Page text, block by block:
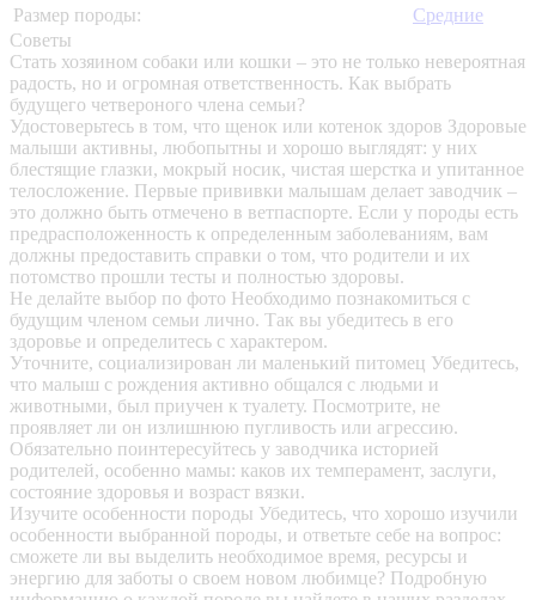
Размер породы:
Средние
Советы
Стать хозяином собаки или кошки – это не только невероятная
радость, но и огромная ответственность. Как выбрать
будущего четвероного члена семьи?
Удостоверьтесь в том, что щенок или котенок здоров Здоровые
малыши активны, любопытны и хорошо выглядят: у них
блестящие глазки, мокрый носик, чистая шерстка и упитанное
телосложение. Первые прививки малышам делает заводчик –
это должно быть отмечено в ветпаспорте. Если у породы есть
предрасположенность к определенным заболеваниям, вам
должны предоставить справки о том, что родители и их
потомство прошли тесты и полностью здоровы.
Не делайте выбор по фото Необходимо познакомиться с
будущим членом семьи лично. Так вы убедитесь в его
здоровье и определитесь с характером.
Уточните, социализирован ли маленький питомец Убедитесь,
что малыш с рождения активно общался с людьми и
животными, был приучен к туалету. Посмотрите, не
проявляет ли он излишнюю пугливость или агрессию.
Обязательно поинтересуйтесь у заводчика историей
родителей, особенно мамы: каков их темперамент, заслуги,
состояние здоровья и возраст вязки.
Изучите особенности породы Убедитесь, что хорошо изучили
особенности выбранной породы, и ответьте себе на вопрос:
сможете ли вы выделить необходимое время, ресурсы и
энергию для заботы о своем новом любимце? Подробную